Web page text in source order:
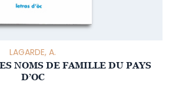
LAGARDE, A.
NOMS DE FAMILLE DU PAYS
D’OC